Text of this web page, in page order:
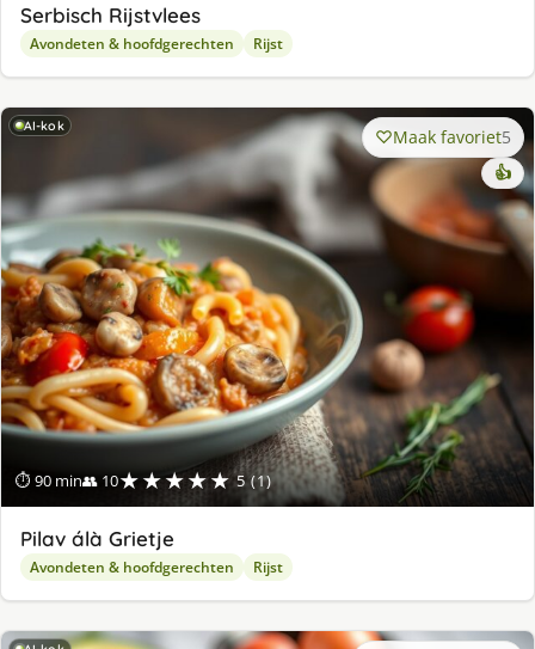
Serbisch Rijstvlees
Avondeten & hoofdgerechten Rijst
AI-kok
⏱ 90 min👥 10★★★★★ 5 (1)
Maak favoriet5
👍
Pilav álà Grietje
Avondeten & hoofdgerechten Rijst